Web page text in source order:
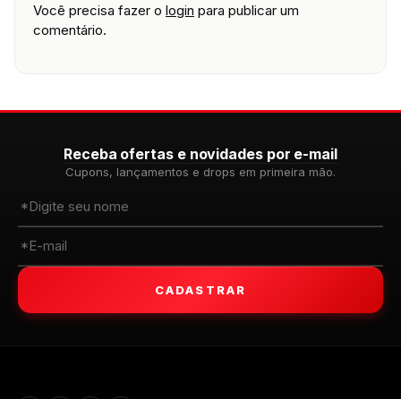
Você precisa fazer o login para publicar um
comentário.
Receba ofertas e novidades por e-mail
Cupons, lançamentos e drops em primeira mão.
CADASTRAR